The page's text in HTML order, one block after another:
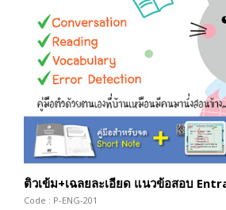
ติวเข้ม+เฉลยละเอียด แนวข้อสอบ
Code : P-ENG-201